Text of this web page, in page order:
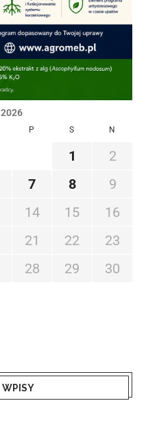
P S N
1
2
7 8
9
14 15
16
21 22
23
28 29
30
WPISY